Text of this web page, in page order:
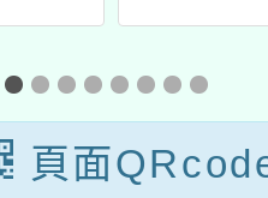
習
學校
境教
頁面